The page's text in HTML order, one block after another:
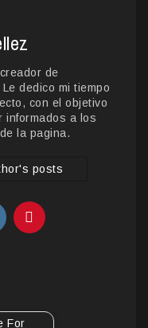
de
dedico mi tiempo
con el objetivo
informados a los
la pagina.
posts